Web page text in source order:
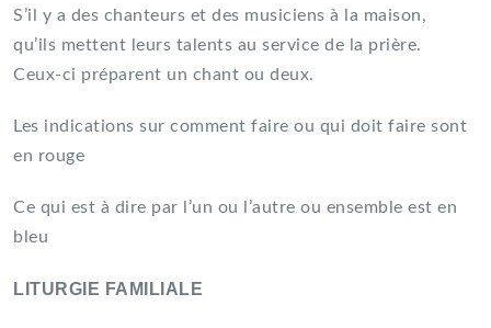
S’il y a des chanteurs et des musiciens à la maison,
qu’ils mettent leurs talents au service de la prière.
Ceux-ci préparent un chant ou deux.
Les indications sur comment faire ou qui doit faire sont
en rouge
Ce qui est à dire par l’un ou l’autre ou ensemble est en
bleu
LITURGIE FAMILIALE